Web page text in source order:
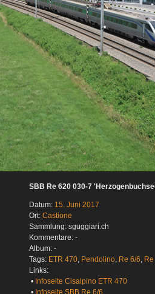
SBB Re 620 030-7
Datum: 15. Juni 2017
Ort: Castione
Sammlung: sguggiari.ch
Kommentare: -
Album: -
Tags: ETR 470, Pendolino, Re 6/6,
Links:
• Infoseite Cisalpino ETR 470